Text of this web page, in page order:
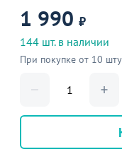
1 990 ₽
144 шт. в наличии
При покупке от 10